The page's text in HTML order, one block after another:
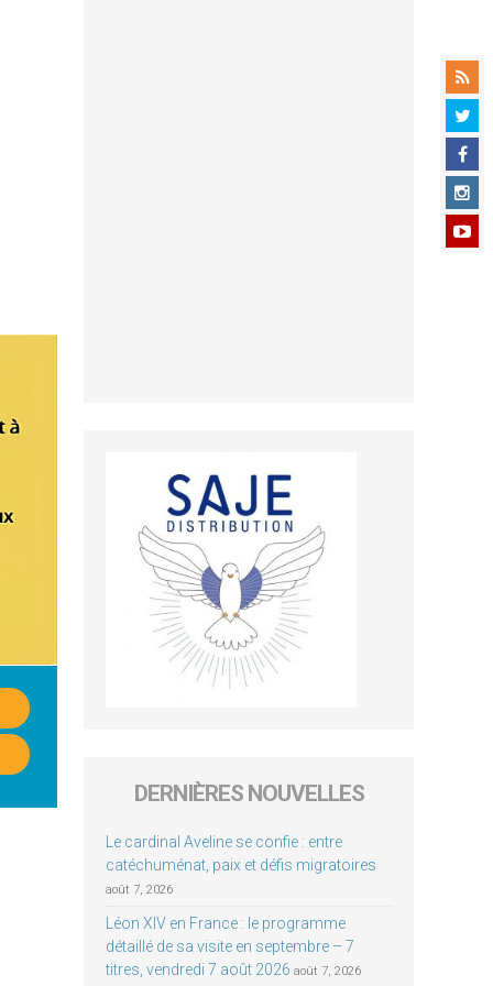
DERNIÈRES NOUVELLES
Le cardinal Aveline se confie : entre
catéchuménat, paix et défis migratoires
août 7, 2026
Léon XIV en France : le programme
détaillé de sa visite en septembre – 7
titres, vendredi 7 août 2026 août 7, 2026